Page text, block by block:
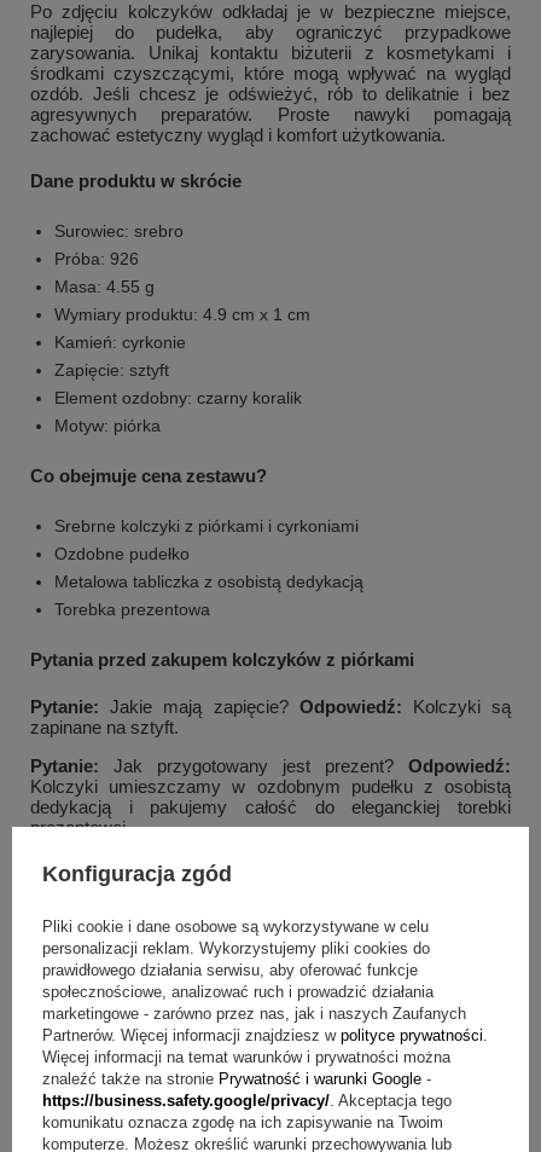
Po zdjęciu kolczyków odkładaj je w bezpieczne miejsce,
najlepiej do pudełka, aby ograniczyć przypadkowe
zarysowania. Unikaj kontaktu biżuterii z kosmetykami i
środkami czyszczącymi, które mogą wpływać na wygląd
ozdób. Jeśli chcesz je odświeżyć, rób to delikatnie i bez
agresywnych preparatów. Proste nawyki pomagają
zachować estetyczny wygląd i komfort użytkowania.
Dane produktu w skrócie
Surowiec: srebro
Próba: 926
Masa: 4.55 g
Wymiary produktu: 4.9 cm x 1 cm
Kamień: cyrkonie
Zapięcie: sztyft
Element ozdobny: czarny koralik
Motyw: piórka
Co obejmuje cena zestawu?
Srebrne kolczyki z piórkami i cyrkoniami
Ozdobne pudełko
Metalowa tabliczka z osobistą dedykacją
Torebka prezentowa
Pytania przed zakupem kolczyków z piórkami
Pytanie: Jakie mają zapięcie? Odpowiedź: Kolczyki są
zapinane na sztyft.
Pytanie: Jak przygotowany jest prezent? Odpowiedź:
Kolczyki umieszczamy w ozdobnym pudełku z osobistą
dedykacją i pakujemy całość do eleganckiej torebki
prezentowej.
Pytanie:Jak może wyglądać dedykacja w pudełku?
Odpowiedź:Dedykacja jest osobista i może mieć formę
Pytanie:Czy kolczyki mają kamienie? Odpowiedź:
Kolczyki są ozdobione cyrkoniami.
Pytanie:
Co zawiera zestaw w cenie? Odpowiedź:
W cenie
są kolczyki, ozdobne pudełko, metalowa tabliczka z osobistą
dedykacją oraz torebka prezentowa.
Na koniec: wybór, który podkreśla okazję
Jeśli szukasz biżuterii, która od razu buduje efekt i nie
Konfiguracja zgód
Pliki cookie i dane osobowe są wykorzystywane w celu
personalizacji reklam. Wykorzystujemy pliki cookies do
prawidłowego działania serwisu, aby oferować funkcje
społecznościowe, analizować ruch i prowadzić działania
marketingowe - zarówno przez nas, jak i naszych Zaufanych
Partnerów. Więcej informacji znajdziesz w polityce prywatności
Więcej informacji na temat warunków i prywatności można
znaleźć także na stronie Prywatność i warunki Google -
https://business.safety.google/privacy/ . Akceptacja tego
komunikatu oznacza zgodę na ich zapisywanie na Twoim
komputerze. Możesz określić warunki przechowywania lub